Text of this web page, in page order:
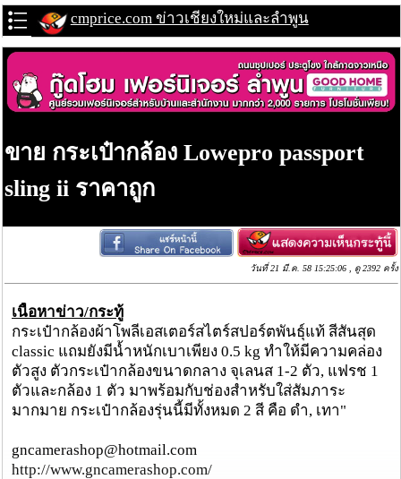
cmprice.com ข่าวเชียงใหม่และลำพูน
ขาย กระเป๋ากล้อง Lowepro passport
sling ii ราคาถูก
วันที่ 21 มี.ค. 58 15:25:06 , ดู 2392 ครั้ง
เนื้อหาข่าว/กระทู้
กระเป๋ากล้องผ้าโพลีเอสเตอร์สไตร์สปอร์ตพันธุ์แท้ สีสันสุด
classic แถมยังมีน้ำหนักเบาเพียง 0.5 kg ทำให้มีความคล่อง
ตัวสูง ตัวกระเป๋ากล้องขนาดกลาง จุเลนส 1-2 ตัว, แฟรช 1
ตัวและกล้อง 1 ตัว มาพร้อมกับช่องสำหรับใส่สัมภาระ
มากมาย กระเป๋ากล้องรุ่นนี้มีทั้งหมด 2 สี คือ ดำ, เทา"
gncamerashop@hotmail.com
http://www.gncamerashop.com/